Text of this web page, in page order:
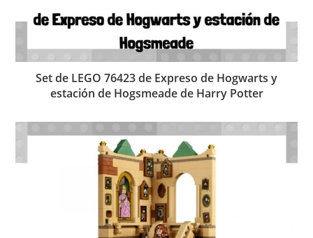
Set de LEGO 76423 de Expreso de Hogwarts y
estación de Hogsmeade de Harry Potter